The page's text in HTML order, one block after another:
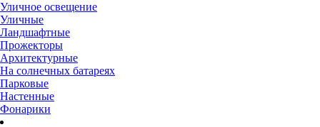
Уличное освещение
Уличные
Ландшафтные
Прожекторы
Архитектурные
На солнечных батареях
Парковые
Настенные
Фонарики